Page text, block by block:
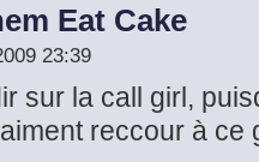
Eat Cake
23:39
sur la call girl,
reccour à ce